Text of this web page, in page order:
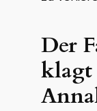
Der
klagt